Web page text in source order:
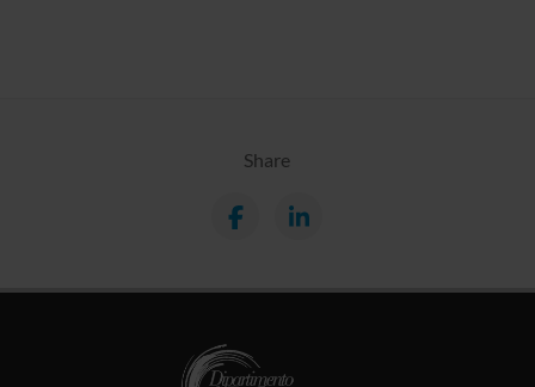
Share